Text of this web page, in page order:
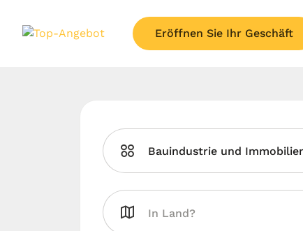
Eröffnen Sie Ihr Geschäft
Bauindustrie und